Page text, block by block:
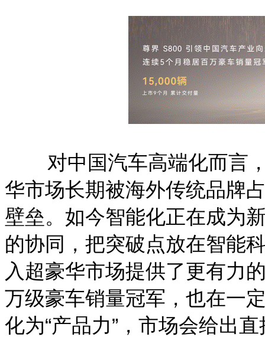
对中国汽车高端化而言，
华市场长期被海外传统品牌
壁垒。如今智能化正在成为
的协同，把突破点放在智能
入超豪华市场提供了更有力
万级豪车销量冠军，也在一
化为“产品力”，市场会给出